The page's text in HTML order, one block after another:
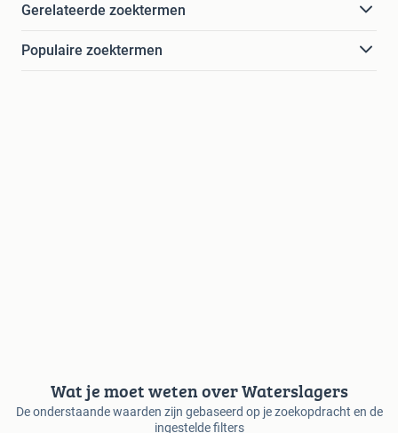
Gerelateerde zoektermen
Populaire zoektermen
Wat je moet weten over Waterslagers
De onderstaande waarden zijn gebaseerd op je zoekopdracht en de
ingestelde filters